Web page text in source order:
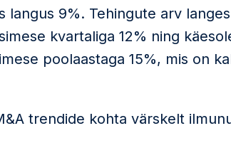
langus 9%. Tehingute arv
kvartaliga 12% ning
poolaastaga 15%, mis on
trendide kohta värskelt